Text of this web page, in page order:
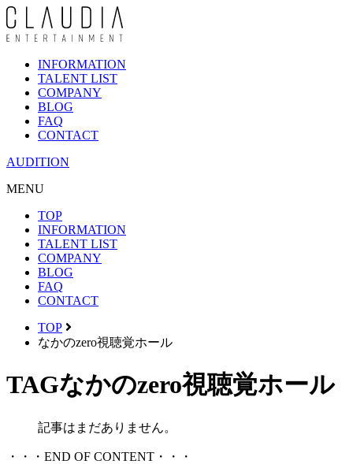
INFORMATION
TALENT LIST
COMPANY
BLOG
FAQ
CONTACT
AUDITION
MENU
TOP
INFORMATION
TALENT LIST
COMPANY
BLOG
FAQ
CONTACT
TOP
なかのzero視聴覚ホール
TAGなかのzero視聴覚ホール
記事はまだありません。
・・・END OF CONTENT・・・